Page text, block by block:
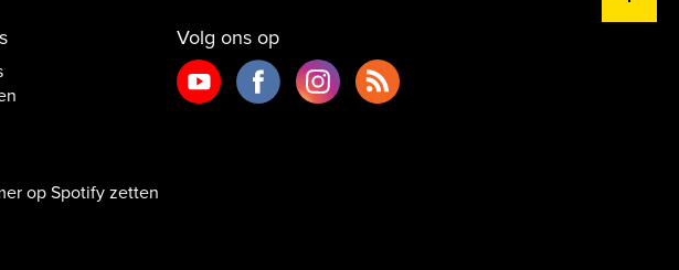
op Spotify zetten
Volg ons op